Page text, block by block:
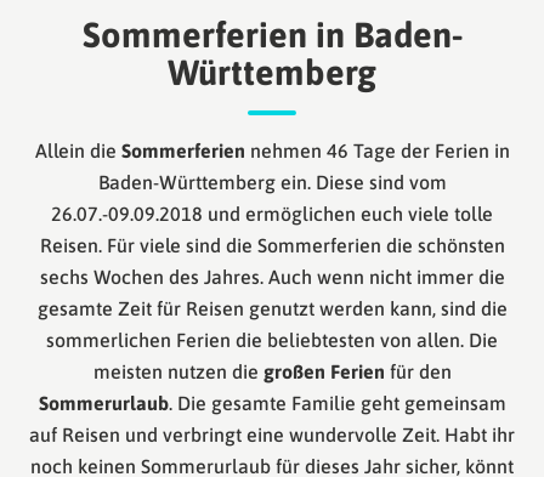
Sommerferien in Baden-
Württemberg
Allein die Sommerferien nehmen 46 Tage der Ferien in
Baden-Württemberg ein. Diese sind vom
26.07.-09.09.2018 und ermöglichen euch viele tolle
Reisen. Für viele sind die Sommerferien die schönsten
sechs Wochen des Jahres. Auch wenn nicht immer die
gesamte Zeit für Reisen genutzt werden kann, sind die
sommerlichen Ferien die beliebtesten von allen. Die
meisten nutzen die großen Ferien für den
Sommerurlaub. Die gesamte Familie geht gemeinsam
auf Reisen und verbringt eine wundervolle Zeit. Habt ihr
noch keinen Sommerurlaub für dieses Jahr sicher, könnt